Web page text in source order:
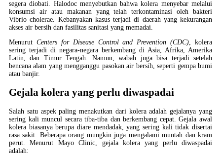
segera diobati. Halodoc menyebutkan bahwa kolera menyebar melalui
konsumsi air atau makanan yang telah terkontaminasi oleh bakteri
Vibrio cholerae. Kebanyakan kasus terjadi di daerah yang kekurangan
akses air bersih dan fasilitas sanitasi yang memadai.
Menurut Centers for Disease Control and Prevention (CDC) , kolera
sering terjadi di negara-negara berkembang di Asia, Afrika, Amerika
Latin, dan Timur Tengah. Namun, wabah juga bisa terjadi setelah
bencana alam yang mengganggu pasokan air bersih, seperti gempa bumi
atau banjir.
Gejala kolera yang perlu diwaspadai
Salah satu aspek paling menakutkan dari kolera adalah gejalanya yang
sering kali muncul secara tiba-tiba dan berkembang cepat. Gejala awal
kolera biasanya berupa diare mendadak, yang sering kali tidak disertai
rasa sakit. Beberapa orang mungkin juga mengalami muntah dan kram
perut. Menurut Mayo Clinic, gejala kolera yang perlu diwaspadai
adalah: